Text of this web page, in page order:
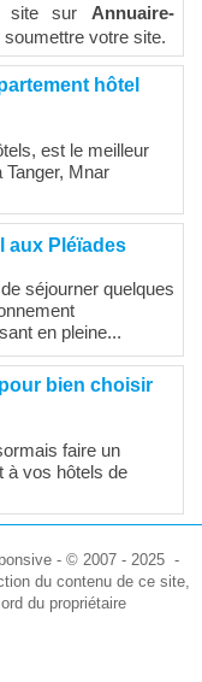
site sur Annuaire-
votre site.
hôtel
est le meilleur
Tanger, Mnar
aux Pléïades
séjourner quelques
en pleine...
bien choisir
faire un
à vos hôtels de
- © 2007 - 2025 -
du contenu de ce site,
du propriétaire